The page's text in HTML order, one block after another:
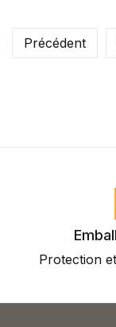
Précédent
Protection